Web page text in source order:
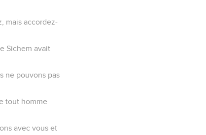
mais accordez-
Sichem avait
ne pouvons pas
tout homme
avec vous et